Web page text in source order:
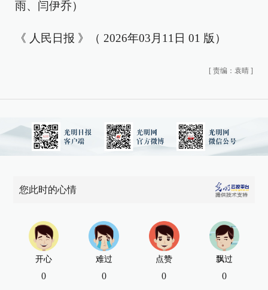
雨、闫伊乔）
《 人民日报 》（ 2026年03月11日 01 版）
[ 责编：袁晴 ]
您此时的心情
开心
0
难过
0
点赞
0
飘过
0